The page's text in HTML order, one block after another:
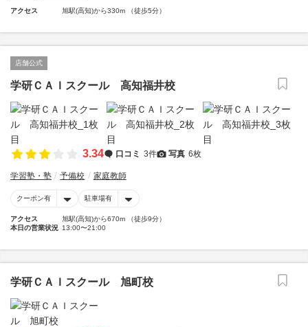
アクセス 旭駅(高知)から330m （徒歩5分）
店舗公式
学研ＣＡＩスクール 高知福井校
3.34 口コミ 3件 写真 6枚
学習塾・塾 予備校 家庭教師
クーポン有 駐車場有
アクセス
旭駅(高知)から670m （徒歩9分）
本日の営業状況 13:00〜21:00
学研ＣＡＩスクール 旭町校